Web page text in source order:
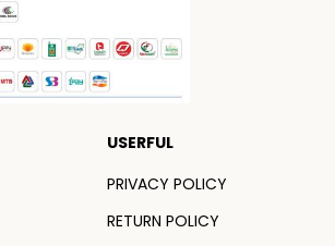
USERFUL
PRIVACY POLICY
RETURN POLICY